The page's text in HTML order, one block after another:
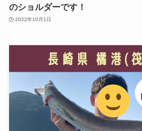
のショルダーです！
2022年10月1日